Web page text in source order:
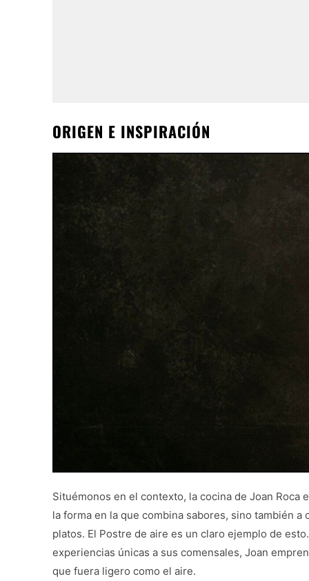
ORIGEN E INSPIRACIÓN
Situémonos en el contexto, la cocina de Joan Roca
la forma en la que combina sabores, sino también
platos. El Postre de aire es un claro ejemplo de
experiencias únicas a sus comensales, Joan
que fuera ligero como el aire.